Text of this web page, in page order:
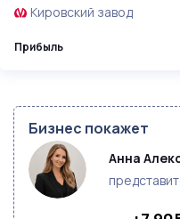
Прибыль
Кировский завод
Бизнес покажет
Анна